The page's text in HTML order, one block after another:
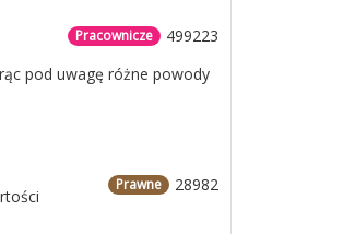
499223
Pracownicze
pod uwagę różne powody
28982
Prawne